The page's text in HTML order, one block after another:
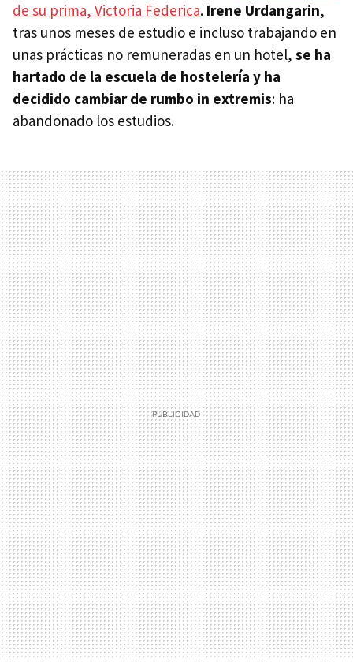
de su prima, Victoria Federica. Irene Urdangarin,
tras unos meses de estudio e incluso trabajando en
unas prácticas no remuneradas en un hotel, se ha
hartado de la escuela de hostelería y ha
decidido cambiar de rumbo in extremis: ha
abandonado los estudios.